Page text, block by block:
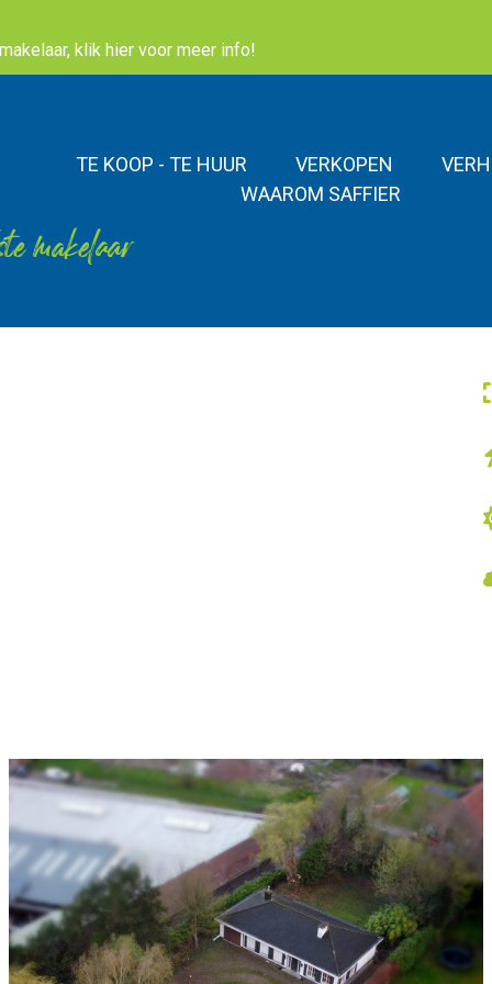
klik hier voor meer info!
TE KOOP - TE HUUR VERKOPEN
WAAROM SAFFIER
makelaar